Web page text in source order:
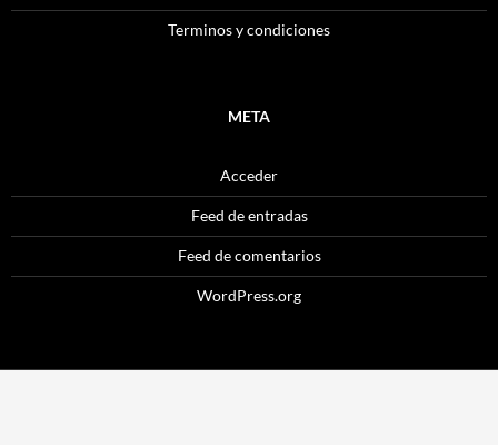
Terminos y condiciones
META
Acceder
Feed de entradas
Feed de comentarios
WordPress.org